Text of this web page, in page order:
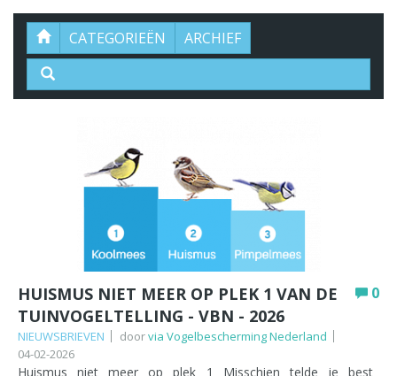
CATEGORIEËN ARCHIEF
0
HUISMUS NIET MEER OP PLEK 1 VAN DE
TUINVOGELTELLING - VBN - 2026
NIEUWSBRIEVEN doorvia Vogelbescherming Nederland
04-02-2026
Huismus niet meer op plek 1 Misschien telde je best